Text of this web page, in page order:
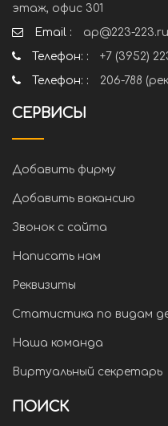
этаж, офис 301
Email :
ap@223-223.ru
Телефон: :
+7 (3952)
Телефон: :
206-788
СЕРВИСЫ
Добавить фирму
Добавить вакансию
Звонок с сайта
Написать нам
Реквизиты
Статистика по видам
Наша команда
Виртуальный секретарь
ПОИСК